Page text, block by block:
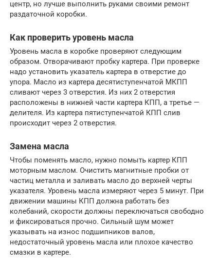
центр, но лучше выполнить руками своими ремонт
раздаточной коробки.
Как проверить уровень масла
Уровень масла в коробке проверяют следующим
образом. Отворачивают пробку картера. При проверке
надо установить указатель картера в отверстие до
упора. Масло из картера десятиступенчатой МКПП
сливают через 3 отверстия. Из них 2 отверстия
расположены в нижней части картера КПП, а третье —
делителя. Из картера пятиступенчатой КПП слив
происходит через 2 отверстия.
Замена масла
Чтобы поменять масло, нужно помыть картер КПП
моторным маслом. Очистить магнитные пробки от
частиц металла и заливать масло до верхней черты
указателя. Уровень масла измеряют через 5 минут. При
движении машины КПП должна работать без
колебаний, скорости должны переключаться свободно
и фиксироваться прочно. Сильный шум может
указывать на износ подшипников валов,
недостаточный уровень масла или плохое качество
смазки в картере.